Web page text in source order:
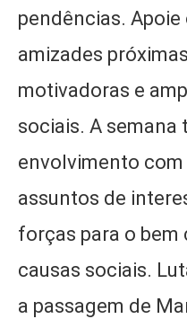
pendências. Apoie
amizades
motivadoras e
sociais. A semana
envolvimento
assuntos de
forças para o bem
causas sociais.
a passagem de